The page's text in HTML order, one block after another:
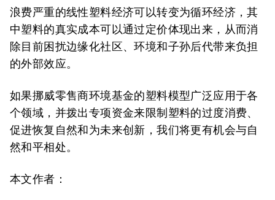
浪费严重的线性塑料经济可以转变为循环经济，其
中塑料的真实成本可以通过定价体现出来，从而消
除目前困扰边缘化社区、环境和子孙后代带来负担
的外部效应。
如果挪威零售商环境基金的塑料模型广泛应用于各
个领域，并拨出专项资金来限制塑料的过度消费、
促进恢复自然和为未来创新，我们将更有机会与自
然和平相处。
本文作者：